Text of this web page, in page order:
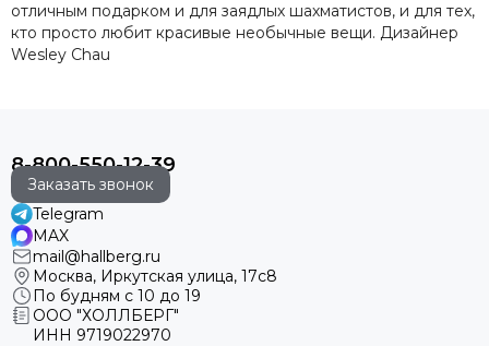
отличным подарком и для заядлых шахматистов, и для тех,
кто просто любит красивые необычные вещи. Дизайнер
Wesley Chau
8-800-550-12-39
Заказать звонок
Telegram
MAX
mail@hallberg.ru
Москва, Иркутская улица, 17с8
По будням с 10 до 19
ООО "ХОЛЛБЕРГ"
ИНН 9719022970